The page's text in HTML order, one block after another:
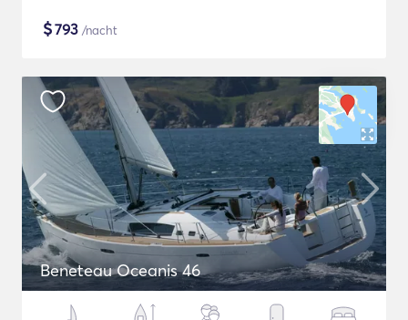
$793 /nacht
Beneteau Oceanis 46